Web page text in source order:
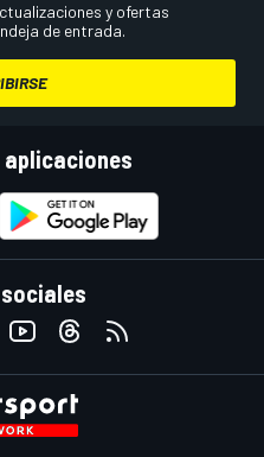
y ofertas
de entrada.
sociales